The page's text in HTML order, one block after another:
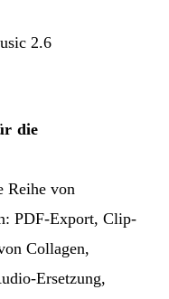
2.6
die
von
PDF-Export, Clip-
Collagen,
Ersetzung,